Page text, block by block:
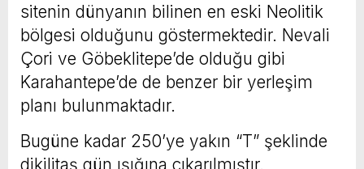
sitenin dünyanın bilinen en eski Neolitik
bölgesi olduğunu göstermektedir. Nevali
Çori ve Göbeklitepe’de olduğu gibi
Karahantepe’de de benzer bir yerleşim
planı bulunmaktadır.
Bugüne kadar 250’ye yakın “T” şeklinde
dikilitaş gün ışığına çıkarılmıştır.